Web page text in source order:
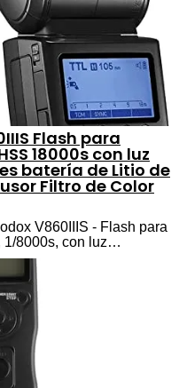
Flash para
18000s con luz
batería de Litio de
Filtro de Color
V860IIIS - Flash para
1/8000s, con luz…